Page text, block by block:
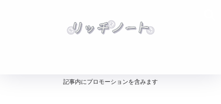
記事内にプロモーションを含みます